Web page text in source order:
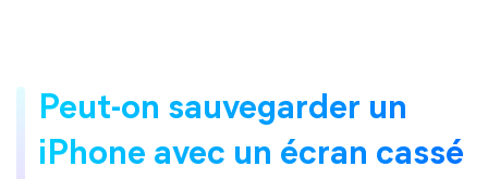
Peut-on sauvegarder un
iPhone avec un écran cassé